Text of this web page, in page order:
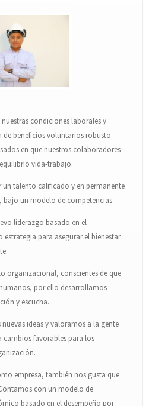
condiciones laborales y
beneficios voluntarios robusto
en que nuestros colaboradores
vida-trabajo.
un talento calificado y en permanente
bajo un modelo de competencias.
liderazgo basado en el
para asegurar el bienestar
organizacional, conscientes de que
por ello desarrollamos
y escucha.
ideas y valoramos a la gente
cambios favorables para los
empresa, también nos gusta que
con un modelo de
basado en el desempeño por